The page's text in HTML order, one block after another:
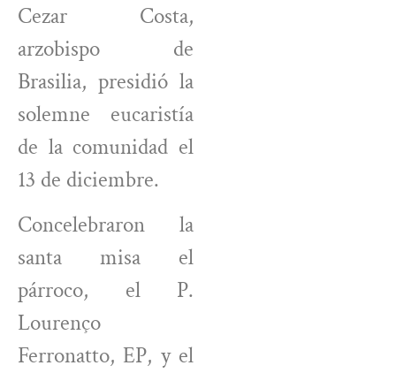
Cezar Costa,
arzobispo de
Brasilia, presidió la
solemne eucaristía
de la comunidad el
13 de diciembre.
Concelebraron la
santa misa el
párroco, el P.
Lourenço
Ferronatto, EP, y el